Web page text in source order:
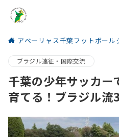
アベーリャス千葉フットボール
ブラジル遠征・国際交流
千葉の少年サッカー
育てる！ブラジル流